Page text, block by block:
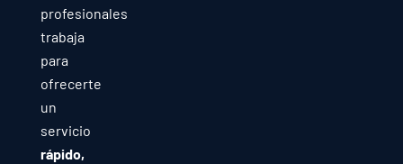
profesionales
trabaja
para
ofrecerte
un
servicio
rápido,